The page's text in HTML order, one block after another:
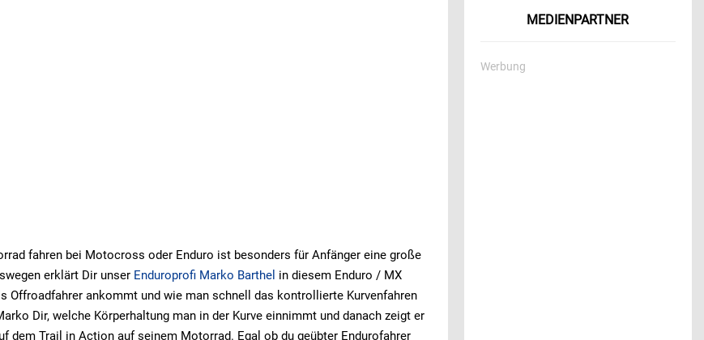
fahren bei Motocross oder Enduro ist besonders für Anfänger eine große
erklärt Dir unser Enduroprofi Marko Barthel in diesem Enduro / MX
Offroadfahrer ankommt und wie man schnell das kontrollierte Kurvenfahren
Dir, welche Körperhaltung man in der Kurve einnimmt und danach zeigt er
dem Trail in Action auf seinem Motorrad. Egal ob du geübter Endurofahrer
MEDIENPARTNER
Werbung